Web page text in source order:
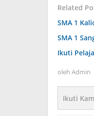
Related
SMA 1
SMA 1
Ikuti
oleh Admin
Ikuti